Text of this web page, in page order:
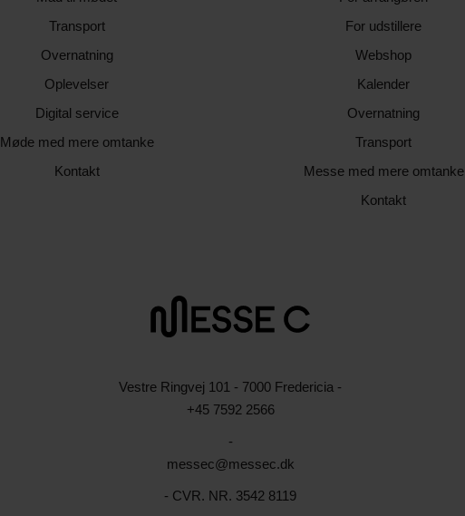
Transport
Overnatning
Oplevelser
Digital service
Møde med mere omtanke
Kontakt
For udstillere
Webshop
Kalender
Overnatning
Transport
Messe med mere omtanke
Kontakt
Vestre Ringvej 101 - 7000 Fredericia -
+45 7592 2566
-
messec@messec.dk
- CVR. NR. 3542 8119